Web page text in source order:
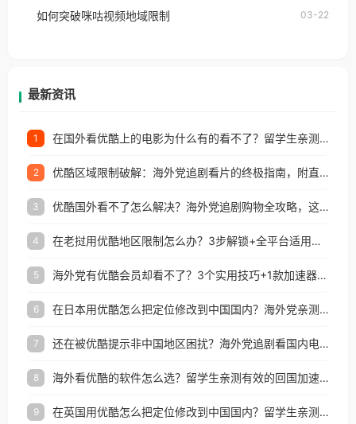
户收听网易云音乐地区版权限制」的问题，无论人在
如何突破咪咕视频地域限制 03-22
最新资讯
1 在国外看优酷上的电影为什么有的看不了？留学生亲测有效的回国加速方案
2 优酷区域限制破解：海外党追剧看片的终极指南，附直播欧冠+1905电影网解决方案
3 优酷国外看不了怎么解决？海外党追剧购物全攻略，这招亲测有效！
4 在老挝用优酷地区限制怎么办？3步解锁+全平台适用的回国加速器指南
5 海外党有优酷会员却看不了？3个实用技巧+1款加速器解决追剧&金融APP难题
6 在日本用优酷怎么把定位修改到中国国内？海外党亲测有效的回国加速指南
7 还在被优酷提示非中国地区困扰？海外党追剧看国内电影的正确打开方式
8 海外看优酷的软件怎么选？留学生亲测有效的回国加速方案
9 在英国用优酷怎么把定位修改到中国国内？留学生亲测有效的回国加速方案